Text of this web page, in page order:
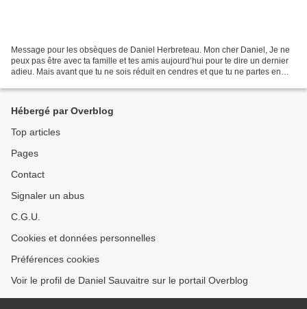
Message pour les obsèques de Daniel Herbreteau. Mon cher Daniel, Je ne
peux pas être avec ta famille et tes amis aujourd’hui pour te dire un dernier
adieu. Mais avant que tu ne sois réduit en cendres et que tu ne partes en
Hébergé par Overblog
Top articles
Pages
Contact
Signaler un abus
C.G.U.
Cookies et données personnelles
Préférences cookies
Voir le profil de Daniel Sauvaitre sur le portail Overblog